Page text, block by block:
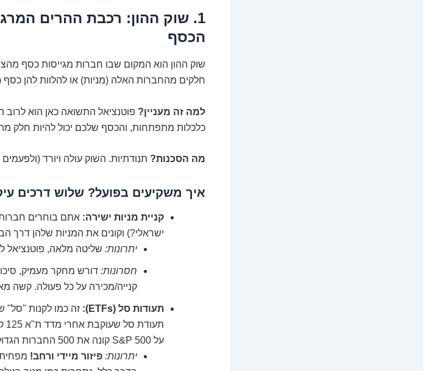
1. שוק ההון: רכבת ההרים
הכסף
שוק ההון הוא המקום שבו חברות מגייסות כסף
חלקים מהחברות האלה (מניות) או להלוות להן כסף
למה זה מעניין? פוטנציאל התשואה כאן הוא לרוב
כלכלות מתפתחות, והכסף שלכם יכול להיות חלק
מה הסכנות? תנודתיות. השוק עולה ויורד
איך משקיעים בפועל? שלוש דרכים
קניית מניות ישירה: אתם בוחרים
ישראלי?) וקונים את המניות שלהן דרך
יתרונות: שליטה מלאה, פוטנציאל
חסרונות: דורש מחקר מעמיק,
קנייה/מכירה על כל פעולה. קשה
תעודות סל (ETFs):
זה כמו לקנות
על S&P 500 קונה את 500 החברות הגדולות בארה"ב.
יתרונות: פיזור מיידי ורחב! מפחית